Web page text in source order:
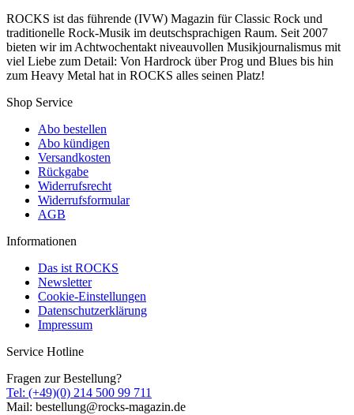
ROCKS ist das führende (IVW) Magazin für Classic Rock und
traditionelle Rock-Musik im deutschsprachigen Raum. Seit 2007
bieten wir im Achtwochentakt niveauvollen Musikjournalismus mit
viel Liebe zum Detail: Von Hardrock über Prog und Blues bis hin
zum Heavy Metal hat in ROCKS alles seinen Platz!
Shop Service
Abo bestellen
Abo kündigen
Versandkosten
Rückgabe
Widerrufsrecht
Widerrufsformular
AGB
Informationen
Das ist ROCKS
Newsletter
Cookie-Einstellungen
Datenschutzerklärung
Impressum
Service Hotline
Fragen zur Bestellung?
Tel: (+49)(0) 214 500 99 711
Mail: bestellung@rocks-magazin.de